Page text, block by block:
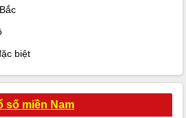
biệt
số miền Nam